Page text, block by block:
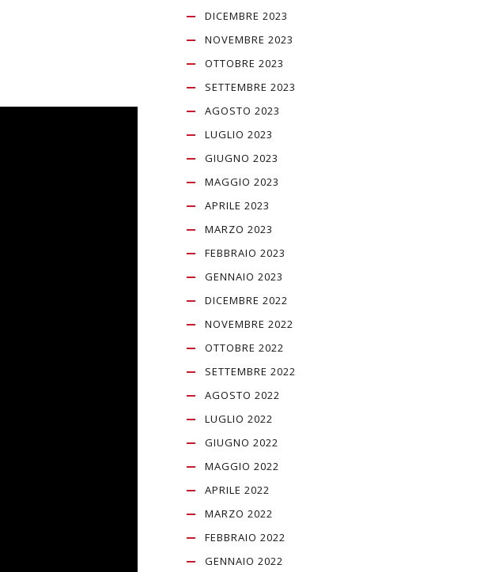
DICEMBRE 2023
NOVEMBRE 2023
OTTOBRE 2023
SETTEMBRE 2023
AGOSTO 2023
LUGLIO 2023
GIUGNO 2023
MAGGIO 2023
APRILE 2023
MARZO 2023
FEBBRAIO 2023
GENNAIO 2023
DICEMBRE 2022
NOVEMBRE 2022
OTTOBRE 2022
SETTEMBRE 2022
AGOSTO 2022
LUGLIO 2022
GIUGNO 2022
MAGGIO 2022
APRILE 2022
MARZO 2022
FEBBRAIO 2022
GENNAIO 2022